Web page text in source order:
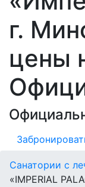
г.
цены
Санатории с
«IMPERIAL